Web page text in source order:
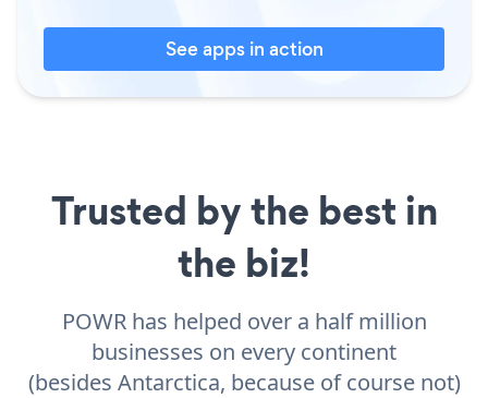
See apps in action
Trusted by the best in
the biz!
POWR has helped over a half million
businesses on every continent
(besides Antarctica, because of course not)